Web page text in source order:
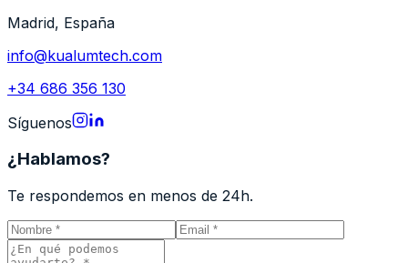
Madrid, España
info@kualumtech.com
+34 686 356 130
Síguenos
¿Hablamos?
Te respondemos en menos de 24h.